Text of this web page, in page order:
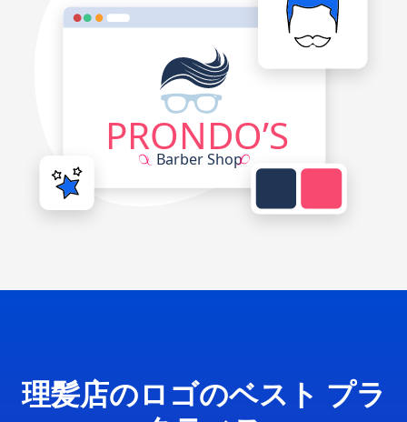
理髪店のロゴのベスト プラ